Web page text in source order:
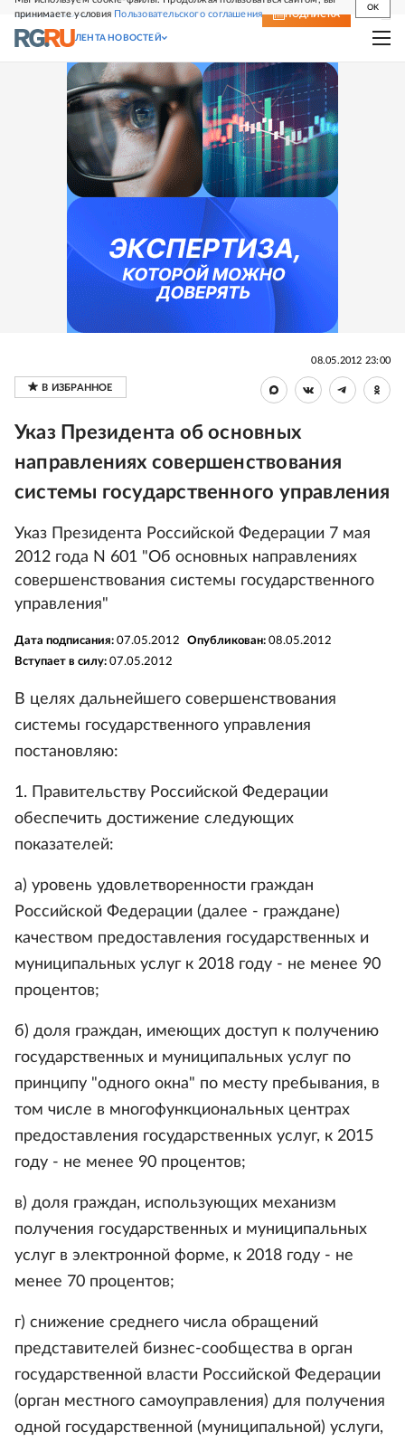
принимаете условия Пользовательского соглашения
OK
СВЕЖИЙ НОМЕР ПОДПИСКА
ЛЕНТА НОВОСТЕЙ
08.05.2012 23:00
Указ Президента об основных
направлениях совершенствования
системы государственного управления
Указ Президента Российской Федерации 7 мая
2012 года N 601 "Об основных направлениях
совершенствования системы государственного
управления"
Дата подписания: 07.05.2012 Опубликован: 08.05.2012
Вступает в силу: 07.05.2012
В целях дальнейшего совершенствования
системы государственного управления
постановляю:
1. Правительству Российской Федерации
обеспечить достижение следующих
показателей:
а) уровень удовлетворенности граждан
Российской Федерации (далее - граждане)
качеством предоставления государственных и
муниципальных услуг к 2018 году - не менее 90
процентов;
б) доля граждан, имеющих доступ к получению
государственных и муниципальных услуг по
принципу "одного окна" по месту пребывания, в
том числе в многофункциональных центрах
предоставления государственных услуг, к 2015
году - не менее 90 процентов;
в) доля граждан, использующих механизм
получения государственных и муниципальных
услуг в электронной форме, к 2018 году - не
менее 70 процентов;
г) снижение среднего числа обращений
представителей бизнес-сообщества в орган
государственной власти Российской Федерации
(орган местного самоуправления) для получения
одной государственной (муниципальной) услуги,